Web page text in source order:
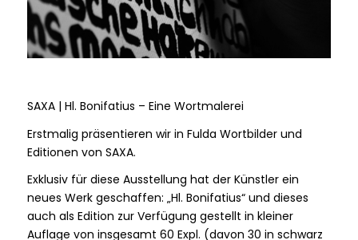
SAXA | Hl. Bonifatius – Eine Wortmalerei
Erstmalig präsentieren wir in Fulda Wortbilder und
Editionen von SAXA.
Exklusiv für diese Ausstellung hat der Künstler ein
neues Werk geschaffen: „Hl. Bonifatius“ und dieses
auch als Edition zur Verfügung gestellt in kleiner
Auflage von insgesamt 60 Expl. (davon 30 in schwarz